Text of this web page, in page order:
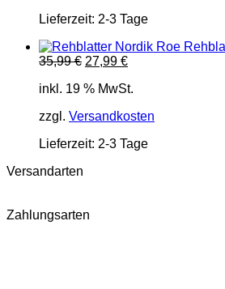
Lieferzeit: 2-3 Tage
35,99€ Ursprünglicher
war:
27,99 €Aktueller
ist:
inkl. 19 % MwSt.
zzgl. Versandkosten
Lieferzeit: 2-3 Tage
Versandarten
Zahlungsarten